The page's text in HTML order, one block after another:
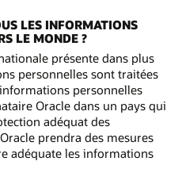
LES INFORMATIONS
LE MONDE ?
présente dans plus
personnelles sont traitées
personnelles
Oracle dans un pays qui
adéquat des
prendra des mesures
adéquate les informations